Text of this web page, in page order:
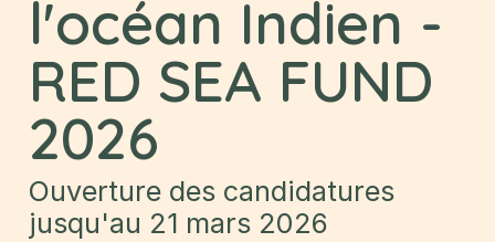
l'océan Indien -
RED SEA FUND
2026
Ouverture des candidatures
jusqu'au 21 mars 2026
Agenda
RejoignezKiltir
L’équipe